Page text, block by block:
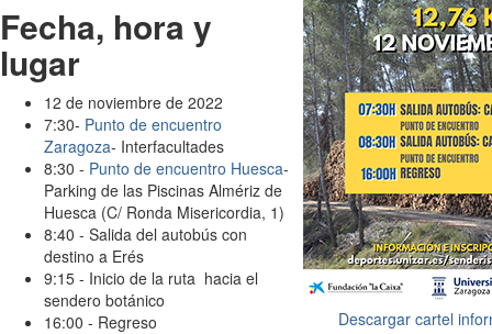
Fecha, hora y
lugar
12 de noviembre de 2022
7:30- Punto de encuentro
Zaragoza- Interfacultades
8:30 - Punto de encuentro Huesca-
Parking de las Piscinas Almériz de
Huesca (C/ Ronda Misericordia, 1)
8:40 - Salida del autobús con
destino a Erés
9:15 - Inicio de la ruta hacia el
sendero botánico
16:00 - Regreso
Descargar cartel